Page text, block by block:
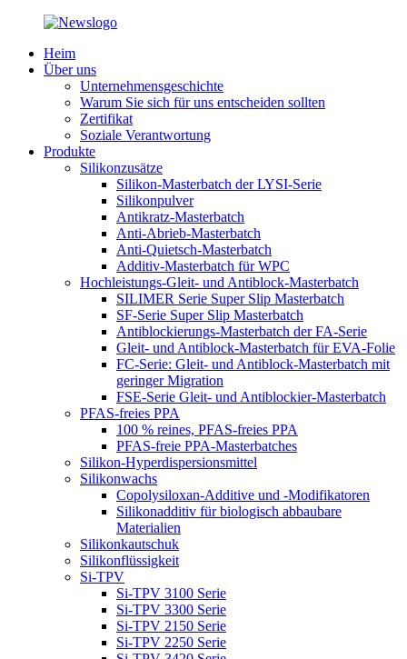
Heim
Über uns
Unternehmensgeschichte
Warum Sie sich für uns entscheiden sollten
Zertifikat
Soziale Verantwortung
Produkte
Silikonzusätze
Silikon-Masterbatch der LYSI-Serie
Silikonpulver
Antikratz-Masterbatch
Anti-Abrieb-Masterbatch
Anti-Quietsch-Masterbatch
Additiv-Masterbatch für WPC
Hochleistungs-Gleit- und Antiblock-Masterbatch
SILIMER Serie Super Slip Masterbatch
SF-Serie Super Slip Masterbatch
Antiblockierungs-Masterbatch der FA-Serie
Gleit- und Antiblock-Masterbatch für EVA-Folie
FC-Serie: Gleit- und Antiblock-Masterbatch mit
geringer Migration
FSE-Serie Gleit- und Antiblockier-Masterbatch
PFAS-freies PPA
100 % reines, PFAS-freies PPA
PFAS-freie PPA-Masterbatches
Silikon-Hyperdispersionsmittel
Silikonwachs
Copolysiloxan-Additive und -Modifikatoren
Silikonadditiv für biologisch abbaubare
Materialien
Silikonkautschuk
Silikonflüssigkeit
Si-TPV
Si-TPV 3100 Serie
Si-TPV 3300 Serie
Si-TPV 2150 Serie
Si-TPV 2250 Serie